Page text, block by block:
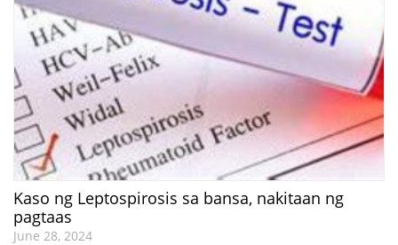
Kaso ng Leptospirosis sa bansa, nakitaan ng
pagtaas
June 28, 2024